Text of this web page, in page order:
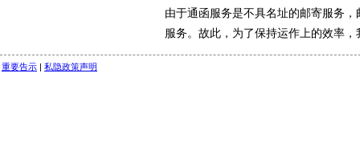
由于通函服务是不具名址的邮寄服务
服务。故此，为了保持运作上的效率
重要告示 | 私隐政策声明